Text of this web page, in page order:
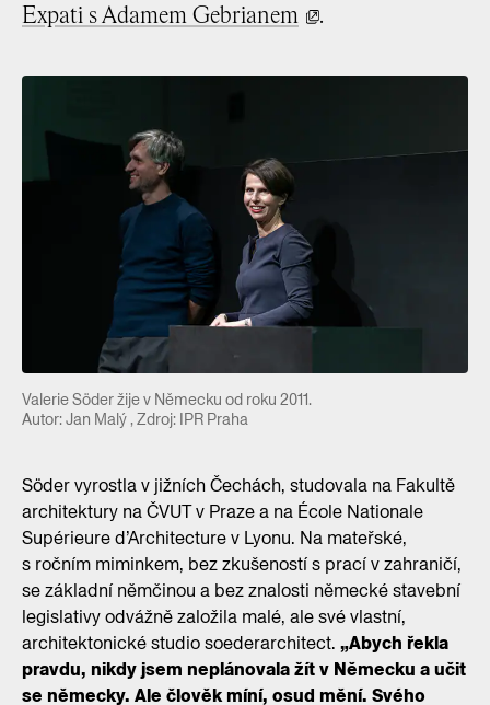
Expati s Adamem Gebrianem
.
Valerie Söder žije v Německu od roku 2011.
Autor: Jan Malý , Zdroj: IPR Praha
Söder vyrostla v jižních Čechách, studovala na Fakultě
architektury na ČVUT v Praze a na École Nationale
Supérieure d’Architecture v Lyonu. Na mateřské,
s ročním miminkem, bez zkušeností s prací v zahraničí,
se základní němčinou a bez znalosti německé stavební
legislativy odvážně založila malé, ale své vlastní,
architektonické studio soederarchitect. „Abych řekla
pravdu, nikdy jsem neplánovala žít v Německu a učit
se německy. Ale člověk míní, osud mění. Svého